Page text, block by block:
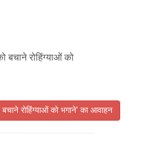
बचाने रोहिंग्याओं को
रोहिंग्याओं को भगाने' का आवाहन